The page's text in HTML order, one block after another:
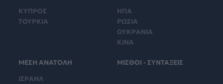
ΚΥΠΡΟΣ
ΤΟΥΡΚΙΑ
ΗΠΑ
ΡΩΣΙΑ
ΟΥΚΡΑΝΙΑ
ΚΙΝΑ
ΜΕΣΗ ΑΝΑΤΟΛΗ
ΙΣΡΑΗΛ
ΜΙΣΘΟΙ - ΣΥΝΤΑΞΕΙΣ